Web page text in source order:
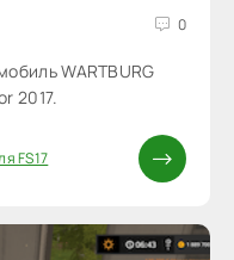
0
WARTBURG
2017.
FS17